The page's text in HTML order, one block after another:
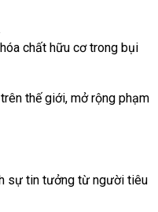
chất hữu cơ trong bụi
thế giới, mở rộng phạm
sự tin tưởng từ người tiêu